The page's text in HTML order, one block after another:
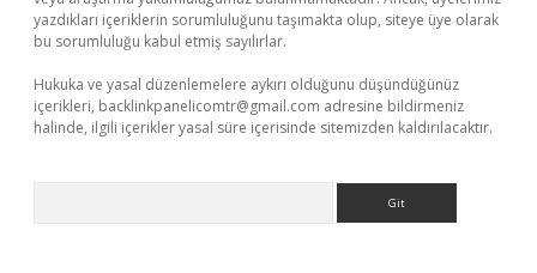
yazdıkları içeriklerin sorumluluğunu taşımakta olup, siteye üye olarak
bu sorumluluğu kabul etmiş sayılırlar.
Hukuka ve yasal düzenlemelere aykırı olduğunu düşündüğünüz
içerikleri, backlinkpanelicomtr@gmail.com adresine bildirmeniz
halinde, ilgili içerikler yasal süre içerisinde sitemizden kaldırılacaktır.